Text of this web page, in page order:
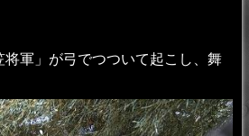
軍」が弓でつついて起こし、舞